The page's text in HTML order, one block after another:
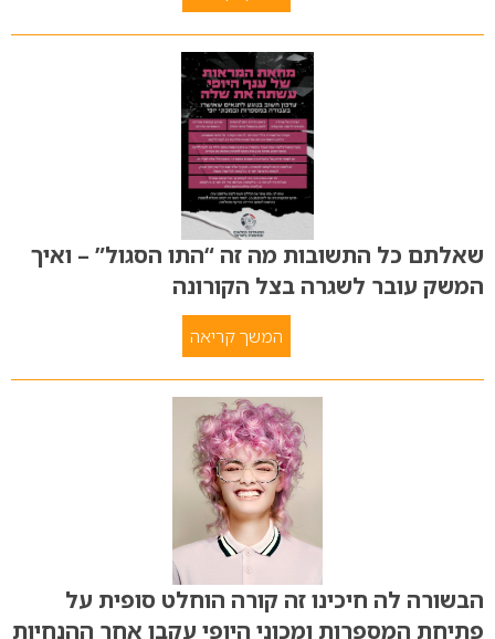
שאלתם כל התשובות מה זה “התו הסגול” – ואיך
המשק עובר לשגרה בצל הקורונה
המשך קריאה
הבשורה לה חיכינו זה קורה הוחלט סופית על
פתיחת המספרות ומכוני היופי עקבו אחר ההנחיות